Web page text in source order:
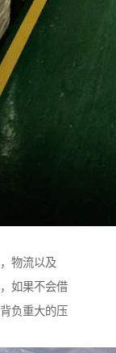
物流以及
如果不会借
负重大的压